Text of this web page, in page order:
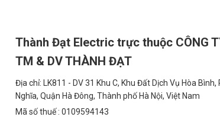
Đèn pha năng lượng là giải pháp lý tưởng để chiếu
hoạt cho người dân.
2. Chiếu Sáng Bãi Đỗ Xe
Đèn pha năng lượng giúp chiếu sáng bãi đỗ xe, tăng
Thành Đạt Electric trực thuộc CÔNG
TM & DV THÀNH ĐẠT
Địa chỉ: LK811 - DV 31 Khu C, Khu Đất Dịch Vụ Hòa
Nghĩa, Quận Hà Đông, Thành phố Hà Nội, Việt Nam
Mã số thuế : 0109594143